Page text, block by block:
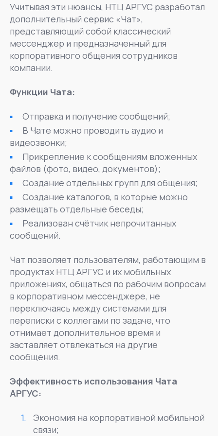
Учитывая эти нюансы, НТЦ АРГУС разработал
дополнительный сервис «Чат»,
представляющий собой классический
мессенджер и предназначенный для
корпоративного общения сотрудников
компании.
Функции Чата:
Отправка и получение сообщений;
В Чате можно проводить аудио и
видеозвонки;
Прикрепление к сообщениям вложенных
файлов (фото, видео, документов);
Создание отдельных групп для общения;
Создание каталогов, в которые можно
размещать отдельные беседы;
Реализован счётчик непрочитанных
сообщений.
Чат позволяет пользователям, работающим в
продуктах НТЦ АРГУС и их мобильных
приложениях, общаться по рабочим вопросам
в корпоративном мессенджере, не
переключаясь между системами для
переписки с коллегами по задаче, что
отнимает дополнительное время и
заставляет отвлекаться на другие
сообщения.
Эффективность использования Чата
АРГУС:
Экономия на корпоративной мобильной
связи;